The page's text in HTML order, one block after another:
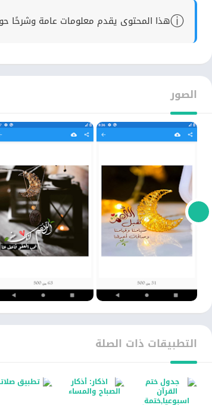
ⓘهذا المحتوى يقدم معلومات عامة وشرحًا
الصور
التطبيقات ذات الصلة